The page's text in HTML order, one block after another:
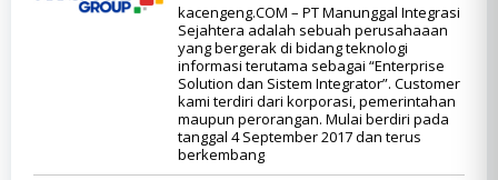
kacengeng.COM – PT Manunggal Integrasi
Sejahtera adalah sebuah perusahaaan
yang bergerak di bidang teknologi
informasi terutama sebagai “Enterprise
Solution dan Sistem Integrator”. Customer
kami terdiri dari korporasi, pemerintahan
maupun perorangan. Mulai berdiri pada
tanggal 4 September 2017 dan terus
berkembang